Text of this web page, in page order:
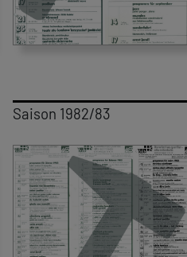
Saison 1982/83